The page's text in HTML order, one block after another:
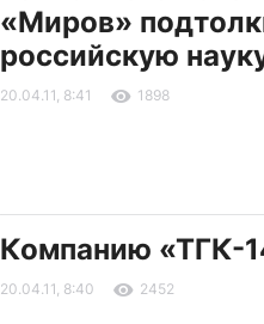
«Миров»
российскую
20.04.11, 8:41 1898
Компанию «ТГК-
20.04.11, 8:40 2452